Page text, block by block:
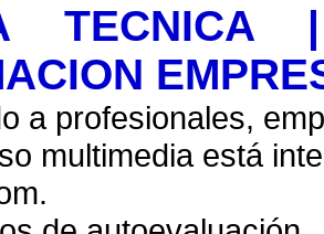
TECNICA
a profesionales,
multimedia está